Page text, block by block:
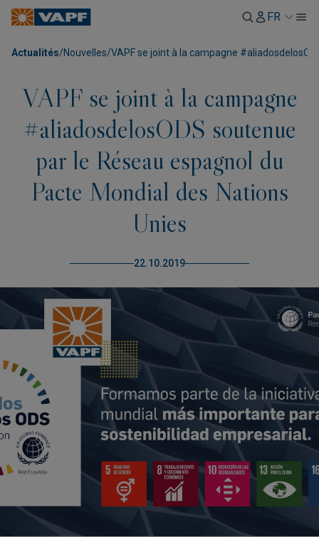
FR
Actualités/Nouvelles/VAPF se joint à la campagne
VAPF se joint à la campagne
#aliadosdelosODS soutenue
par le Réseau espagnol du
Pacte Mondial des Nations
Unies
22.10.2019